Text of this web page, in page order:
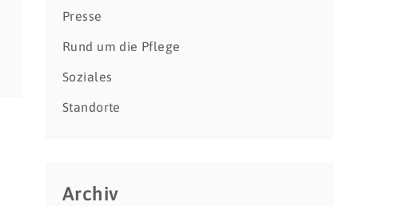
Presse
Rund um die Pflege
Soziales
Standorte
Archiv